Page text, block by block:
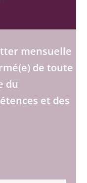
mensuelle
de toute
du
et des